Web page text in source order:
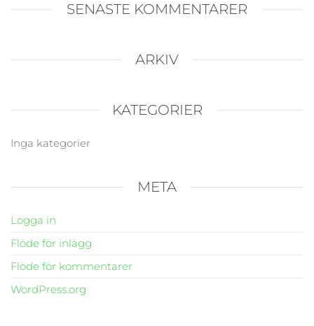
SENASTE KOMMENTARER
ARKIV
KATEGORIER
Inga kategorier
META
Logga in
Flöde för inlägg
Flöde för kommentarer
WordPress.org